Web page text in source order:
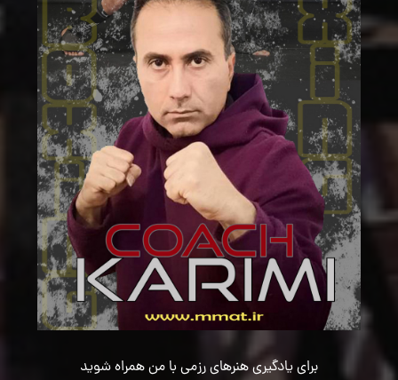
برای یادگیری هنرهای رزمی با من همراه شوید